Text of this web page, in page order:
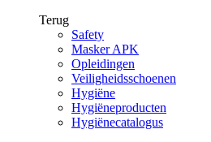
Terug
Safety
Masker APK
Opleidingen
Veiligheidsschoenen
Hygiëne
Hygiëneproducten
Hygiënecatalogus